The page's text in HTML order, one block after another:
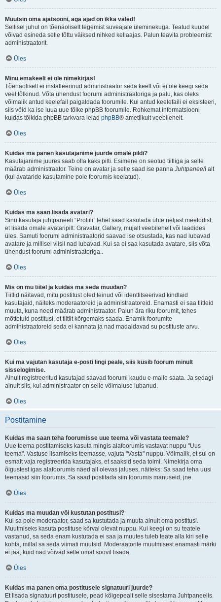
Muutsin oma ajatsooni, aga ajad on ikka valed!
Sellisel juhul on tõenäoliselt tegemist suveajale üleminekuga. Teatud kuudel
võivad esineda selle tõttu väiksed nihked kellaajas. Palun teavita probleemist
administraatorit.
Üles
Minu emakeelt ei ole nimekirjas!
Tõenäoliselt ei installeerinud administraator seda keelt või ei ole keegi seda
veel tõlkinud. Võta ühendust foorumi administraatoriga ja palu, kas oleks
võimalik antud keelefail paigaldada foorumile. Kui antud keelefaili ei eksisteeri,
siis võid ka ise luua uue tõlke phpBB foorumile. Rohkemat informatsiooni
kuidas tõlkida phpBB tarkvara leiad phpBB® ametlikult veebilehelt.
Üles
Kuidas ma panen kasutajanime juurde omale pildi?
Kasutajanime juures saab olla kaks pilti. Esimene on seotud tiitliga ja selle
määrab administraator. Teine on avatar ja selle saad ise panna Juhtpaneeli alt
(kui avataride kasutamine pole foorumis keelatud).
Üles
Kuidas ma saan lisada avatari?
Sinu kasutaja juhtpaneeli “Profiili” lehel saad kasutada ühte neljast meetodist,
et lisada omale avataripilt: Gravatar, Gallery, mujalt veebilehelt või laadides
üles. Samuti foorumi administraatorid saavad ise otsustada, kas nad lubavad
avatare ja millisel viisil nad lubavad. Kui sa ei saa kasutada avatare, siis võta
ühendust foorumi administraatoriga..
Üles
Mis on mu tiitel ja kuidas ma seda muudan?
Tiitlid näitavad, mitu postitust oled teinud või identfitseerivad kindlaid
kasutajaid, näiteks moderaatoreid ja administraatoreid. Enamasti ei saa tiitleid
muuta, kuna need määrab administraator. Palun ära riku foorumit, tehes
mõttetuid postitusi, et tiitlit kõrgemaks saada. Enamik foorumite
administraatoreid seda ei kannata ja nad madaldavad su postituste arvu.
Üles
Kui ma vajutan kasutaja e-posti lingi peale, siis küsib foorum minult
sisselogimise.
Ainult registreeritud kasutajad saavad foorumi kaudu e-maile saata. Ja sedagi
ainult siis, kui administraator on selle võimaluse lubanud.
Üles
Postitamine
Kuidas ma saan teha foorumisse uue teema või vastata teemale?
Uue teema postitamiseks kasuta mingis alafoorumis vastavat nuppu "Uus
teema". Vastuse lisamiseks teemasse, vajuta "Vasta" nuppu. Võimalik, et sul on
esmalt vaja registreerida kasutajaks, et saaksid seda toimi. Nimekirja oma
õigustest igas alafoorumis näed all olevas jaluses, näiteks: Sa saad teha uusi
teemasid siin foorumis, Sa saad postitada siin foorumis manuseid, jne.
Üles
Kuidas ma muudan või kustutan postitusi?
Kui sa pole moderaator, saad sa kustutada ja muuta ainult oma postitusi.
Muutmiseks kasuta postituse kõrval olevat nuppu. Kui keegi on su teatele
vastanud, sa seda enam kustutada ei saa ja muutes tuleb teate alla kiri selle
kohta, millal sa seda viimati muutsid. Moderaatorite muutmisest enamasti märki
ei jää, kuid nad võivad selle omal soovil lisada.
Üles
Kuidas ma panen oma postitusele signatuuri juurde?
Et lisada signatuuri postitusele, pead kõigepealt selle sisestama Juhtpaneelis.